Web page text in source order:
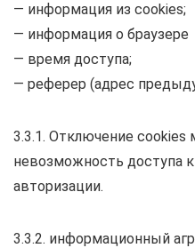
— информация из cookies;
— информация о браузере
— время доступа;
— реферер (адрес
3.3.1. Отключение cookies
невозможность доступа
авторизации.
3.3.2. информационный